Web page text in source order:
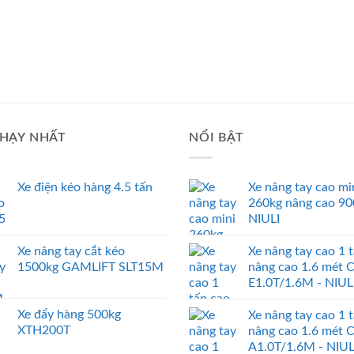
NHẤT
Xe điện kéo hàng 4.5 tấn
Xe nâng tay cắt kéo
1500kg GAMLIFT SLT15M
Xe đẩy hàng 500kg
XTH200T
NỔI BẬT
Xe nâng tay cao
260kg nâng cao
NIULI
Xe nâng tay cao 1
nâng cao 1.6 mét
E1.0T/1.6M -
Xe nâng tay cao 1
nâng cao 1.6 mét
A1.0T/1.6M -